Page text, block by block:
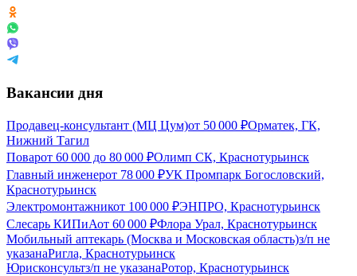
Вакансии дня
Продавец-консультант (МЦ Цум)от 50 000 ₽Орматек, ГК,
Нижний Тагил
Поварот 60 000 до 80 000 ₽Олимп СК, Краснотурьинск
Главный инженерот 78 000 ₽УК Промпарк Богословский,
Краснотурьинск
Электромонтажникот 100 000 ₽ЭНПРО, Краснотурьинск
Слесарь КИПиАот 60 000 ₽Флора Урал, Краснотурьинск
Мобильный аптекарь (Москва и Московская область)з/п не
указанаРигла, Краснотурьинск
Юрисконсультз/п не указанаРотор, Краснотурьинск